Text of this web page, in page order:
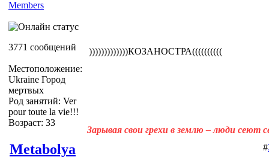
Members
3771 сообщений
Местоположение:
Ukraine Город
мертвых
Род занятий: Ver
pour toute la vie!!!
Возраст: 33
)))))))))))))КОЗАНОСТРА((((((((((
Зарывая свои грехи в землю – люди сеют
Metabolya #